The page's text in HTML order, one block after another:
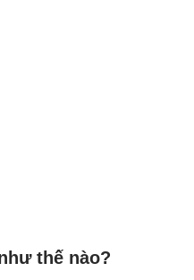
thế nào?